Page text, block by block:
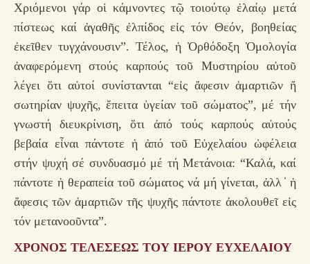
Χριόμενοι γάρ οἱ κάμνοντες τῷ τοιούτῳ ἐλαίῳ μετά
πίστεως καί ἀγαθῆς ἐλπίδος εἰς τόν Θεόν, βοηθείας
ἐκεῖθεν τυγχάνουσιν”. Τέλος, ἡ Ὀρθόδοξη Ὁμολογία
ἀναφερόμενη στούς καρπούς τοῦ Μυστηρίου αὐτοῦ
λέγει ὅτι αὐτοί συνίστανται “εἰς ἄφεσιν ἁμαρτιῶν ἤ
σωτηρίαν ψυχῆς, ἔπειτα ὑγείαν τοῦ σώματος”, μέ τήν
γνωστή διευκρίνιση, ὅτι ἀπό τούς καρπούς αὐτούς
βεβαία εἶναι πάντοτε ἡ ἀπό τοῦ Εὐχελαίου ὠφέλεια
στήν ψυχή σέ συνδυασμό μέ τή Μετάνοια: “Καλά, καί
πάντοτε ἡ θεραπεία τοῦ σώματος νά μή γίνεται, ἀλλ ̓ ἡ
ἄφεσις τῶν ἁμαρτιῶν τῆς ψυχῆς πάντοτε ἀκολουθεῖ εἰς
τόν μετανοοῦντα”.
ΧΡΟΝΟΣ ΤΕΛΕΣΕΩΣ ΤΟΥ ΙΕΡΟΥ ΕΥΧΕΛΑΙΟΥ